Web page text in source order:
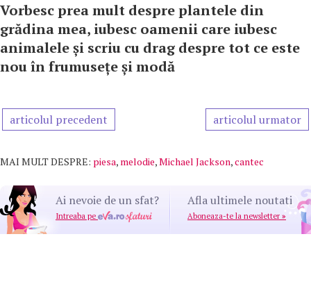
Vorbesc prea mult despre plantele din
grădina mea, iubesc oamenii care iubesc
animalele și scriu cu drag despre tot ce este
nou în frumusețe și modă
articolul precedent articolul urmator
MAI MULT DESPRE: piesa, melodie,Michael Jackson,cantec
Ai nevoie de un sfat?
Intreaba pe
Afla ultimele noutati
Aboneaza-te la newsletter »